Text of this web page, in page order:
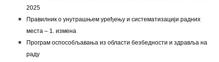
2025
Правилник о унутрашњем уређењу и систематизацији радних
места – 1. измена
Програм оспособљавања из области безбедности и здравља на
раду